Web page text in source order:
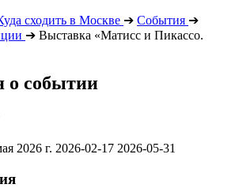
сходить в Москве ➔ События ➔
➔ Выставка «Матисс и Пикассо.
событии
2026 г. 2026-02-17 2026-05-31